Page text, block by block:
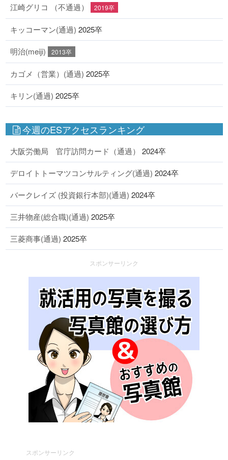
江崎グリコ （不通過） 2019卒
キッコーマン(通過) 2025卒
明治(meiji) 2013卒
カゴメ（営業）(通過) 2025卒
キリン(通過) 2025卒
今週のESアクセスランキング
大阪労働局 官庁訪問カード（通過） 2024卒
デロイトトーマツコンサルティング(通過) 2024卒
バークレイズ (投資銀行本部)(通過) 2024卒
三井物産(総合職)(通過) 2025卒
三菱商事(通過) 2025卒
スポンサーリンク
スポンサーリンク